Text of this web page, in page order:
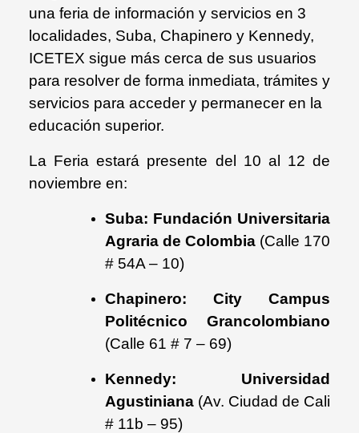
una feria de información y servicios en 3
localidades, Suba, Chapinero y Kennedy,
ICETEX sigue más cerca de sus usuarios
para resolver de forma inmediata, trámites y
servicios para acceder y permanecer en la
educación superior.
La Feria estará presente del 10 al 12 de
noviembre en:
Suba: Fundación Universitaria
Agraria de Colombia (Calle 170
# 54A – 10)
Chapinero: City Campus
Politécnico Grancolombiano
(Calle 61 # 7 – 69)
Kennedy: Universidad
Agustiniana (Av. Ciudad de Cali
# 11b – 95)